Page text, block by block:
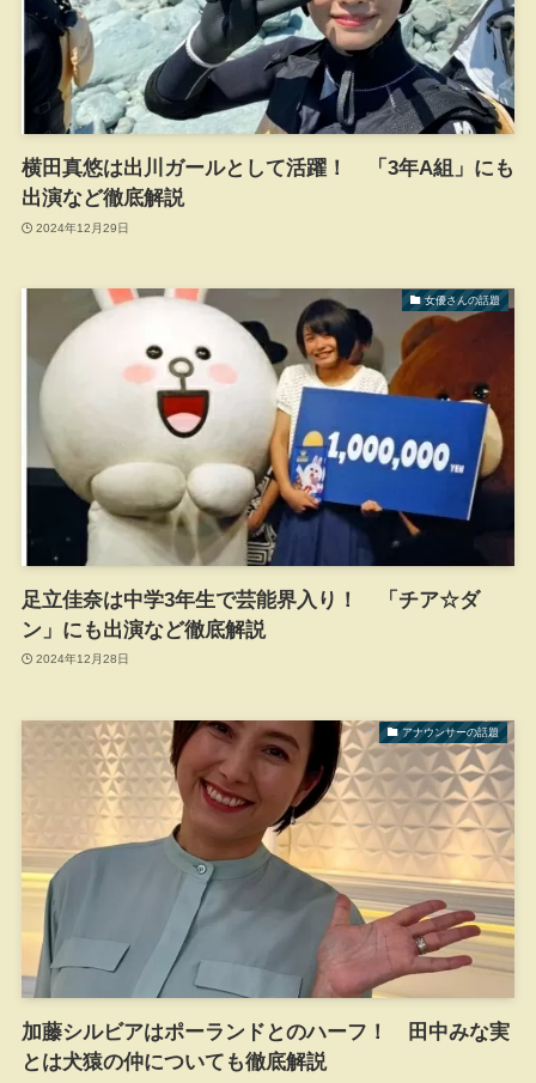
横田真悠は出川ガールとして活躍！ 「3年A組」にも
出演など徹底解説
2024年12月29日
女優さんの話題
足立佳奈は中学3年生で芸能界入り！ 「チア☆ダ
ン」にも出演など徹底解説
2024年12月28日
アナウンサーの話題
加藤シルビアはポーランドとのハーフ！ 田中みな実
とは犬猿の仲についても徹底解説